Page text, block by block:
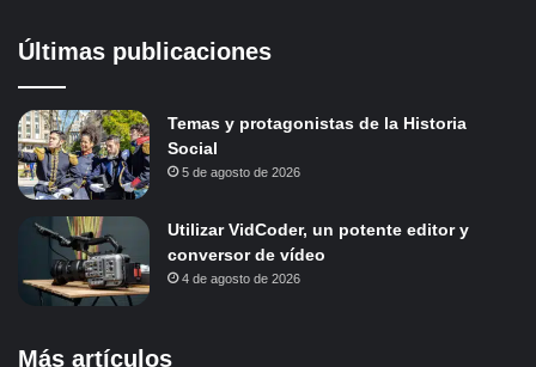
Últimas publicaciones
Temas y protagonistas de la Historia
Social
5 de agosto de 2026
Utilizar VidCoder, un potente editor y
conversor de vídeo
4 de agosto de 2026
Más artículos